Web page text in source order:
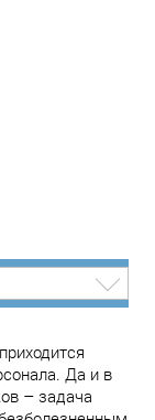
Да и в
– задача